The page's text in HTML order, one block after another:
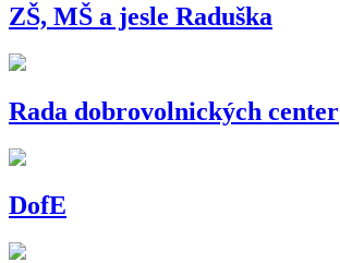
ZŠ, MŠ a jesle Raduška
Rada dobrovolnických center
DofE